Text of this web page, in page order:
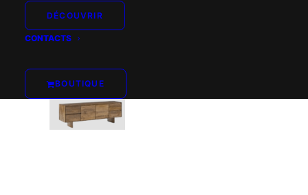
DÉCOUVRIR
CONTACTS
BOUTIQUE